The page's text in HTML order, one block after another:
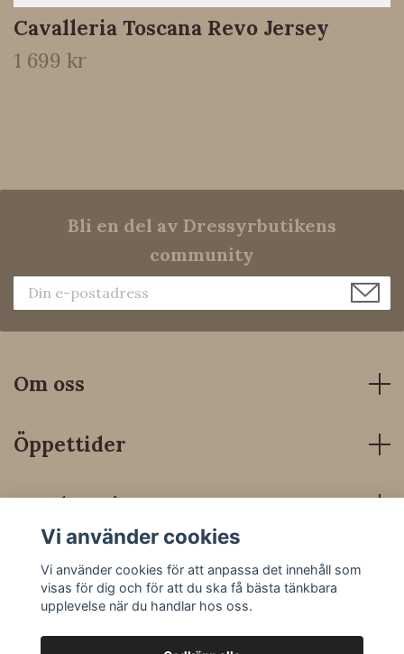
Cavalleria Toscana Revo Jersey
1 699 kr
Bli en del av Dressyrbutikens
community
Om oss
Öppettider
Kundservice
Sociala medier
Vi använder cookies
Vi använder cookies för att anpassa det innehåll som
visas för dig och för att du ska få bästa tänkbara
upplevelse när du handlar hos oss.